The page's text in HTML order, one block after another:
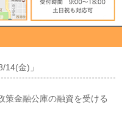
14(金)」
策金融公庫の融資を受ける